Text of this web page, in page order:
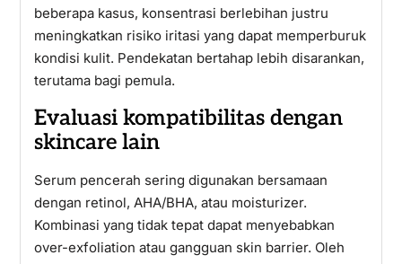
beberapa kasus, konsentrasi berlebihan justru
meningkatkan risiko iritasi yang dapat memperburuk
kondisi kulit. Pendekatan bertahap lebih disarankan,
terutama bagi pemula.
Evaluasi kompatibilitas dengan
skincare lain
Serum pencerah sering digunakan bersamaan
dengan retinol, AHA/BHA, atau moisturizer.
Kombinasi yang tidak tepat dapat menyebabkan
over-exfoliation atau gangguan skin barrier. Oleh